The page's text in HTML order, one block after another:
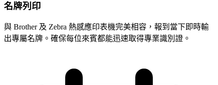
名牌列印
與 Brother 及 Zebra 熱感應印表機完美相容，報到當下即時輸
出專屬名牌。確保每位來賓都能迅速取得專業識別證。